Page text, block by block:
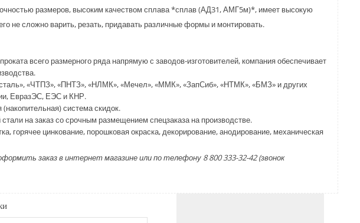
размеров, высоким качеством сплава *сплав (АД31, АМГ5м)*, имеет высокую
не сложно варить, резать, придавать различные формы и монтировать.
всего размерного ряда напрямую с заводов-изготовителей, компания обеспечивает
«ЧТПЗ», «ПНТЗ», «НЛМК», «Мечел», «ММК», «ЗапСиб», «НТМК», «БМЗ» и других
ЕвразЭС, ЕЭС и КНР.
система скидок.
на заказ со срочным размещением спецзаказа на производстве.
горячее цинкование, порошковая окраска, декорирование, анодирование, механическая
заказ в интернет магазине или по телефону 8 800 333-32-42 (звонок